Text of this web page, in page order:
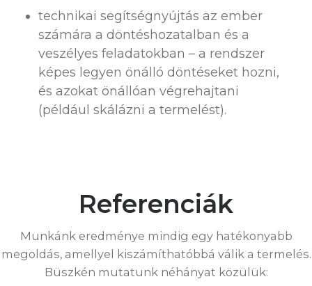
technikai segítségnyújtás az ember
számára a döntéshozatalban és a
veszélyes feladatokban – a rendszer
képes legyen önálló döntéseket hozni,
és azokat önállóan végrehajtani
(például skálázni a termelést).
Referenciák
Munkánk eredménye mindig egy hatékonyabb
megoldás, amellyel kiszámíthatóbbá válik a termelés.
Büszkén mutatunk néhányat közülük: